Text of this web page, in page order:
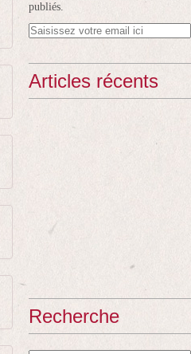
publiés.
Articles récents
Recherche